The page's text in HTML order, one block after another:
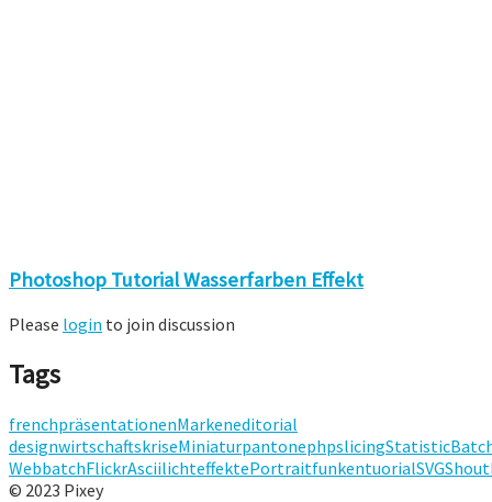
Photoshop Tutorial Wasserfarben Effekt
Please login to join discussion
Tags
frenchpräsentationenMarkeneditorial
designwirtschaftskriseMiniaturpantonephpslicingStatistic
WebbatchFlickrAsciilichteffektePortraitfunkentuorialSVG
© 2023 Pixey